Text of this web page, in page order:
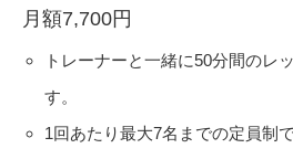
月額7,700円
トレーナーと一緒に50分間のレ
す。
1回あたり最大7名までの定員制で